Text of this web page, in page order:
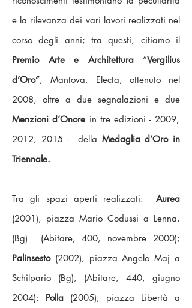
e la rilevanza dei vari lavori realizzati nel
corso degli anni; tra questi, citiamo il
Premio Arte e Architettura“Vergilius
d’Oro”, Mantova, Electa, ottenuto nel
2008, oltre a due segnalazioni e due
Menzioni d’Onore in tre edizioni - 2009,
2012, 2015 - della Medaglia d’Oro in
Triennale.
Tra gli spazi aperti realizzati: Aurea
(2001), piazza Mario Codussi a Lenna,
(Bg) (Abitare, 400, novembre 2000);
Palinsesto(2002), piazza Angelo Maj a
Schilpario (Bg), (Abitare, 440, giugno
2004); Polla (2005), piazza Libertà a